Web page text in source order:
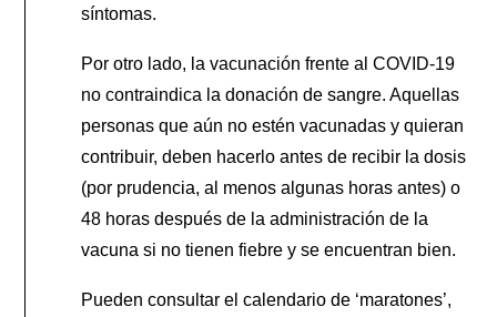
síntomas.
Por otro lado, la vacunación frente al COVID-19
no contraindica la donación de sangre. Aquellas
personas que aún no estén vacunadas y quieran
contribuir, deben hacerlo antes de recibir la dosis
(por prudencia, al menos algunas horas antes) o
48 horas después de la administración de la
vacuna si no tienen fiebre y se encuentran bien.
Pueden consultar el calendario de ‘maratones’,